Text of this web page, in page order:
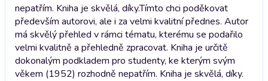
nepatřím. Kniha je skvělá, díky.Tímto chci poděkovat
především autorovi, ale i za velmi kvalitní přednes. Autor
má skvělý přehled v rámci tématu, kterému se podařilo
velmi kvalitně a přehledně zpracovat. Kniha je určitě
dokonalým podkladem pro studenty, ke kterým svým
věkem (1952) rozhodně nepatřím. Kniha je skvělá, díky.